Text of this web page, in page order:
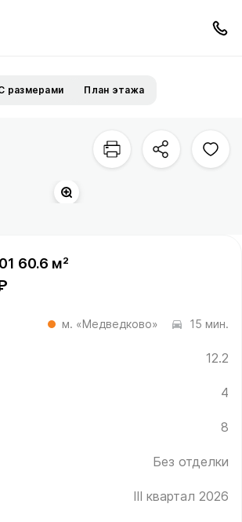
размерами План этажа
60.6 м²
м. «Медведково» 15 мин.
12.2
4
8
Без отделки
III квартал 2026